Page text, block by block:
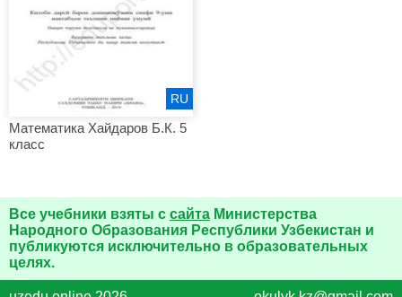
Математика Хайдаров Б.К. 5
класс
RU
Все учебники взяты с сайта Министерства
Народного Образования Республики Узбекистан и
публикуются исключительно в образовательных
целях.